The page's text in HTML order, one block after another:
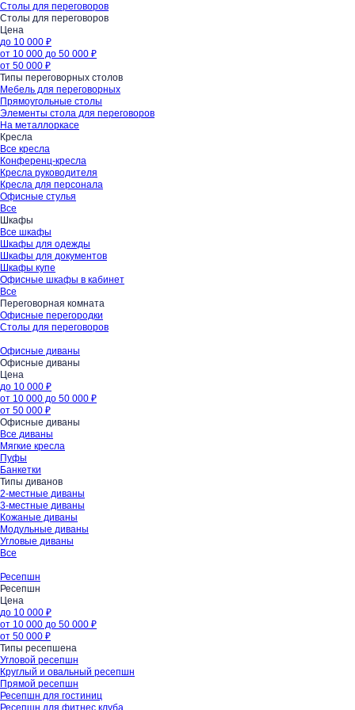
Столы для переговоров
Столы для переговоров
Цена
до 10 000 ₽
от 10 000 до 50 000 ₽
от 50 000 ₽
Типы переговорных столов
Мебель для переговорных
Прямоугольные столы
Элементы стола для переговоров
На металлоркасе
Кресла
Все кресла
Конференц-кресла
Кресла руководителя
Кресла для персонала
Офисные стулья
Все
Шкафы
Все шкафы
Шкафы для одежды
Шкафы для документов
Шкафы купе
Офисные шкафы в кабинет
Все
Переговорная комната
Офисные перегородки
Столы для переговоров
Офисные диваны
Офисные диваны
Цена
до 10 000 ₽
от 10 000 до 50 000 ₽
от 50 000 ₽
Офисные диваны
Все диваны
Мягкие кресла
Пуфы
Банкетки
Типы диванов
2-местные диваны
3-местные диваны
Кожаные диваны
Модульные диваны
Угловые диваны
Все
Ресепшн
Ресепшн
Цена
до 10 000 ₽
от 10 000 до 50 000 ₽
от 50 000 ₽
Типы ресепшена
Угловой ресепшн
Круглый и овальный ресепшн
Прямой ресепшн
Ресепшн для гостиниц
Ресепшн для фитнес клуба